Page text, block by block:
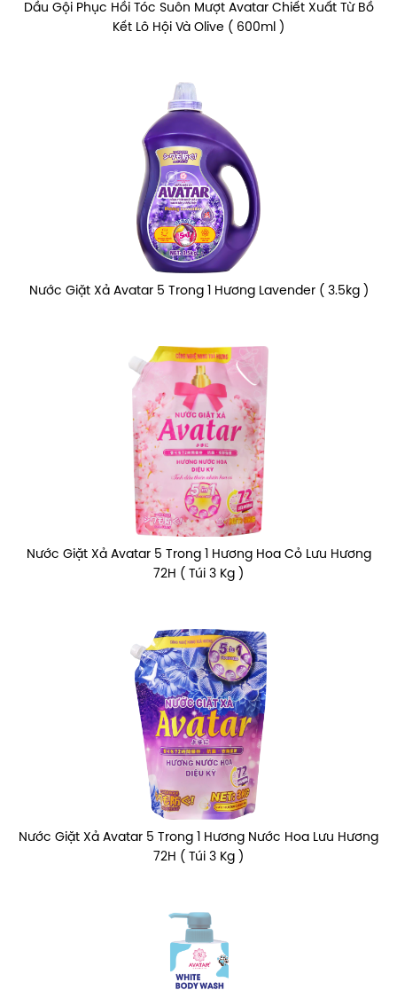
Dầu Gội Phục Hồi Tóc Suôn Mượt Avatar Chiết Xuất Từ Bồ
Kết Lô Hội Và Olive ( 600ml )
Nước Giặt Xả Avatar 5 Trong 1 Hương Lavender ( 3.5kg )
Nước Giặt Xả Avatar 5 Trong 1 Hương Hoa Cỏ Lưu Hương
72H ( Túi 3 Kg )
Nước Giặt Xả Avatar 5 Trong 1 Hương Nước Hoa Lưu Hương
72H ( Túi 3 Kg )